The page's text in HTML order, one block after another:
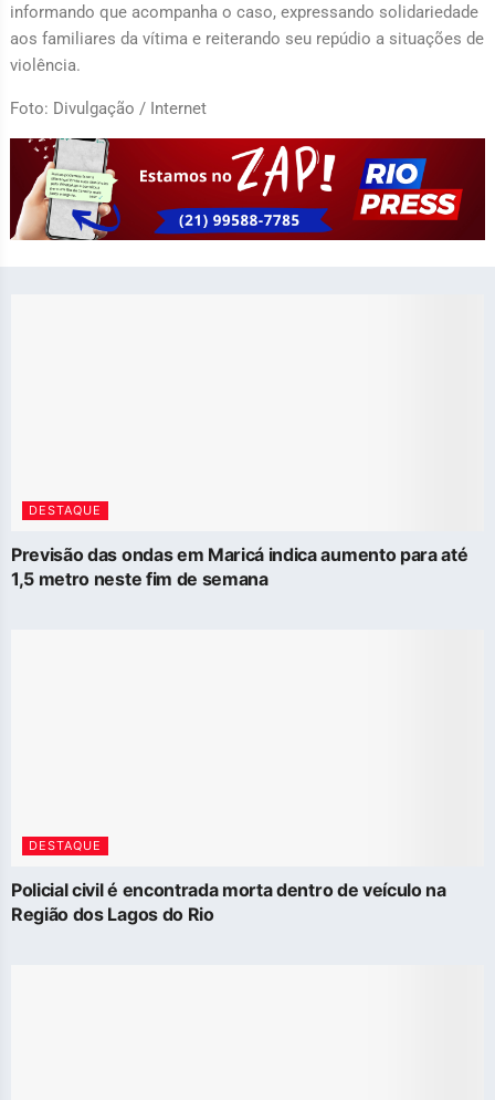
informando que acompanha o caso, expressando solidariedade
aos familiares da vítima e reiterando seu repúdio a situações de
violência.
Foto: Divulgação / Internet
DESTAQUE
Previsão das ondas em Maricá indica aumento para até
1,5 metro neste fim de semana
DESTAQUE
Policial civil é encontrada morta dentro de veículo na
Região dos Lagos do Rio